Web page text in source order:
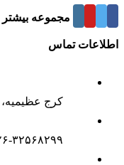
درباره این مجموعه بیشتر
اطلاعات تماس
کرج عظیمیه،
۰۲۶-